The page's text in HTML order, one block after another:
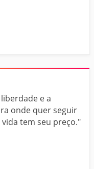
e a
onde quer seguir
tem seu preço."